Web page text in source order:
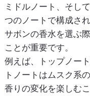
ミドルノート、そし
つのノートで構成され
サボンの香水を選ぶ
ことが重要です。
例えば、トップノー
トノートはムスク系
香りの変化を楽しむ